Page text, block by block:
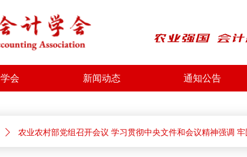
会 新闻动态 通知公告
ꄲ 农业农村部党组召开会议 学习贯彻中央文件和会议精神强调